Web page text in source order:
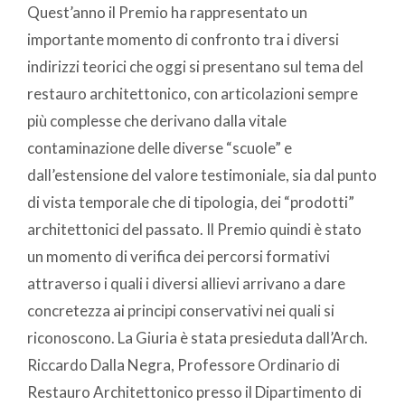
Quest’anno il Premio ha rappresentato un
importante momento di confronto tra i diversi
indirizzi teorici che oggi si presentano sul tema del
restauro architettonico, con articolazioni sempre
più complesse che derivano dalla vitale
contaminazione delle diverse “scuole” e
dall’estensione del valore testimoniale, sia dal punto
di vista temporale che di tipologia, dei “prodotti”
architettonici del passato. Il Premio quindi è stato
un momento di verifica dei percorsi formativi
attraverso i quali i diversi allievi arrivano a dare
concretezza ai principi conservativi nei quali si
riconoscono. La Giuria è stata presieduta dall’Arch.
Riccardo Dalla Negra, Professore Ordinario di
Restauro Architettonico presso il Dipartimento di